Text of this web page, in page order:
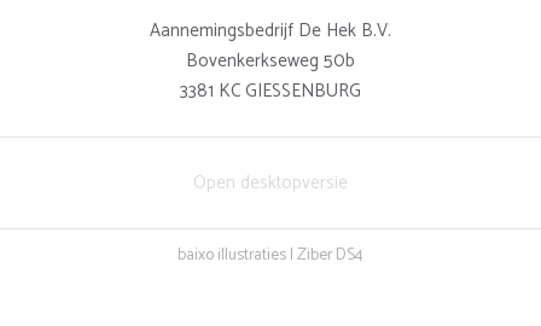
Aannemingsbedrijf De Hek B.V.
Bovenkerkseweg 50b
3381 KCGIESSENBURG
Open desktopversie
baixo illustraties |Ziber DS4